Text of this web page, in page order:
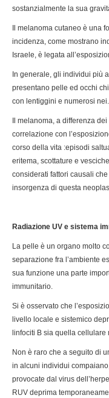
sostanzialmente la sua
Il melanoma cutaneo è una
incidenza, come mostrano
Israele, è legata
In generale, gli individui più
presentano pelle ed occhi
con lentiggini e numerosi nei.
Il melanoma, a differenza
correlazione con
corso della vita :episodi
eritema, scottature e
considerati fattori causali
insorgenza di questa
Radiazione UV e sistema
La pelle è un organo molto
separazione fra l’ambiente
sua funzione una parte
immunitario.
Si è osservato che
livello locale e sistemico
linfociti B sia quella cellulare
Non è raro che a seguito di
in alcuni individui
provocate dal virus
RUV deprima